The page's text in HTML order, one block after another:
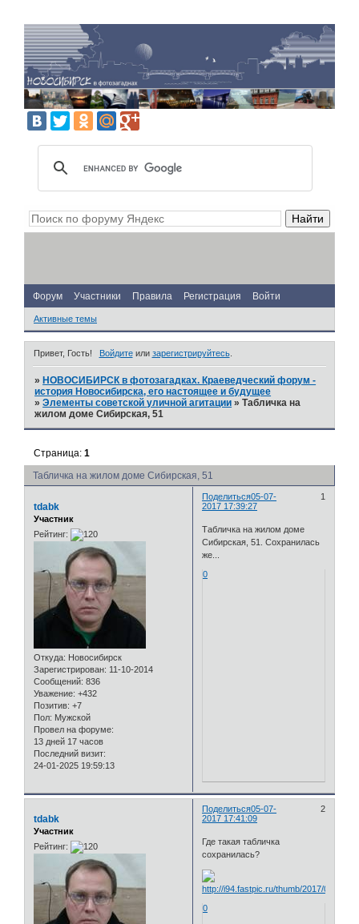
Форум Участники Правила Регистрация Войти
Активные темы
Привет, Гость! Войдитеили зарегистрируйтесь.
» НОВОСИБИРСК в фотозагадках. Краеведческий форум -
история Новосибирска, его настоящее и будущее
»Элементы советской уличной агитации »Табличка на
жилом доме Сибирская, 51
Табличка на жилом доме Сибирская, 51
Страница:1
Поделиться 1
05-07-
2017 17:39:27
tdabk
Участник
Рейтинг:
Откуда: Новосибирск
Зарегистрирован: 11-10-2014
Сообщений: 836
Уважение: +432
Позитив: +7
Пол: Мужской
Провел на форуме:
13 дней 17 часов
Последний визит:
24-01-2025 19:59:13
Табличка на жилом доме
Сибирская, 51. Сохранилась
же...
0
Поделиться 2
05-07-
2017 17:41:09
tdabk
Участник
Рейтинг:
Где такая табличка
сохранилась?
0